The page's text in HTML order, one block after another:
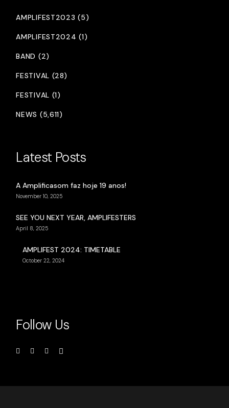
AMPLIFEST2023 (5)
AMPLIFEST2024 (1)
BAND (2)
FESTIVAL (28)
FESTIVAL (1)
NEWS (5,611)
Latest Posts
A Amplificasom faz hoje 19 anos!
November 10, 2025
SEE YOU NEXT YEAR, AMPLIFESTERS
April 8, 2025
AMPLIFEST 2024: TIMETABLE
October 22, 2024
Follow Us